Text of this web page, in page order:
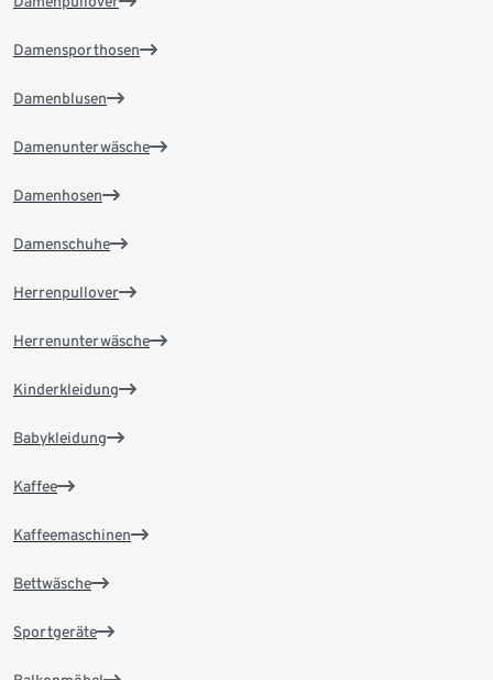
Damensporthosen
Damenblusen
Damenunterwäsche
Damenhosen
Damenschuhe
Herrenpullover
Herrenunterwäsche
Kinderkleidung
Babykleidung
Kaffee
Kaffeemaschinen
Bettwäsche
Sportgeräte